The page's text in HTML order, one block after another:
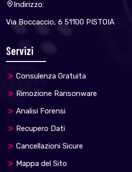
Indirizzo:
Via Boccaccio, 6 51100 PISTOIA
Servizi
Consulenza Gratuita
Rimozione Ransonware
Analisi Forensi
Recupero Dati
Cancellazioni Sicure
Mappa del Sito